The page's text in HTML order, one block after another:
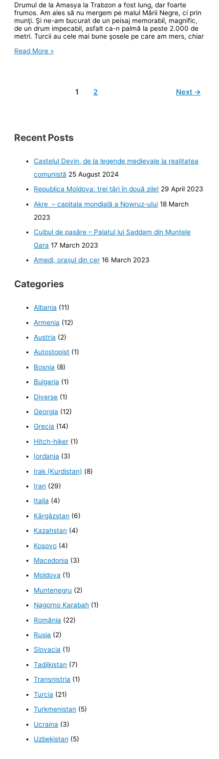
Drumul de la Amasya la Trabzon a fost lung, dar foarte
frumos. Am ales să nu mergem pe malul Mării Negre, ci prin
munţi. Şi ne-am bucurat de un peisaj memorabil, magnific,
de un drum impecabil, asfalt ca-n palmă la peste 2.000 de
metri. Turcii au cele mai bune şosele pe care am mers, chiar
Şosele
Read More »
1 2 Next →
Recent Posts
Castelul Devin, de la legende medievale la realitatea
comunistă 25 August 2024
Republica Moldova: trei ţări în două zile! 29 April 2023
Akre – capitala mondială a Nowruz-ului 18 March
2023
Cuibul de pasăre – Palatul lui Saddam din Muntele
Gara 17 March 2023
Amedi, orașul din cer 16 March 2023
Categories
Albania (11)
Armenia (12)
Austria (2)
Autostopist (1)
Bosnia (8)
Bulgaria (1)
Diverse (1)
Georgia (12)
Grecia (14)
Hitch-hiker (1)
Iordania (3)
Irak (Kurdistan) (8)
Iran (29)
Italia (4)
Kârgâzstan (6)
Kazahstan (4)
Kosovo (4)
Macedonia (3)
Moldova (1)
Muntenegru (2)
Nagorno Karabah (1)
România (22)
Rusia (2)
Slovacia (1)
Tadjikistan (7)
Transnistria (1)
Turcia (21)
Turkmenistan (5)
Ucraina (3)
Uzbekistan (5)